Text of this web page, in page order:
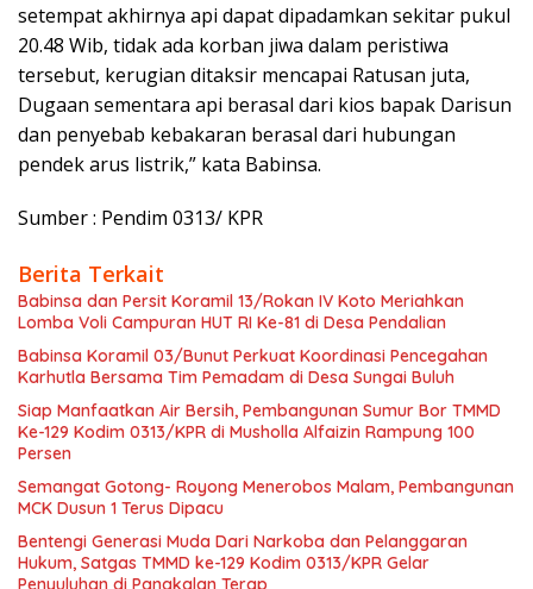
setempat akhirnya api dapat dipadamkan sekitar pukul
20.48 Wib, tidak ada korban jiwa dalam peristiwa
tersebut, kerugian ditaksir mencapai Ratusan juta,
Dugaan sementara api berasal dari kios bapak Darisun
dan penyebab kebakaran berasal dari hubungan
pendek arus listrik,” kata Babinsa.
Sumber : Pendim 0313/ KPR
Berita Terkait
Babinsa dan Persit Koramil 13/Rokan IV Koto Meriahkan
Lomba Voli Campuran HUT RI Ke-81 di Desa Pendalian
Babinsa Koramil 03/Bunut Perkuat Koordinasi Pencegahan
Karhutla Bersama Tim Pemadam di Desa Sungai Buluh
Siap Manfaatkan Air Bersih, Pembangunan Sumur Bor TMMD
Ke-129 Kodim 0313/KPR di Musholla Alfaizin Rampung 100
Persen
Semangat Gotong- Royong Menerobos Malam, Pembangunan
MCK Dusun 1 Terus Dipacu
Bentengi Generasi Muda Dari Narkoba dan Pelanggaran
Hukum, Satgas TMMD ke-129 Kodim 0313/KPR Gelar
Penyuluhan di Pangkalan Terap